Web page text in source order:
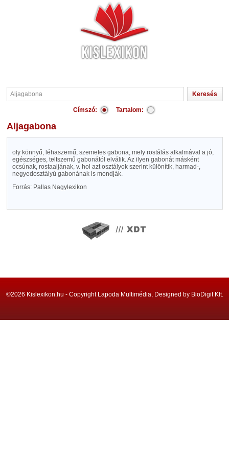
Címszó: Tartalom:
Aljagabona
oly könnyű, léhaszemű, szemetes gabona, mely rostálás alkalmával a jó,
egészséges, teltszemű gabonától elválik. Az ilyen gabonát másként
ocsúnak, rostaaljának, v. hol azt osztályok szerint különítik, harmad-,
negyedosztályú gabonának is mondják.
Forrás: Pallas Nagylexikon
©2026 Kislexikon.hu - Copyright Lapoda Multimédia, Designed by BioDigit Kft.